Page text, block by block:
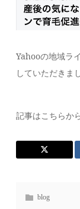
Yahooの地域ラ
していただきま
記事はこちら
blog